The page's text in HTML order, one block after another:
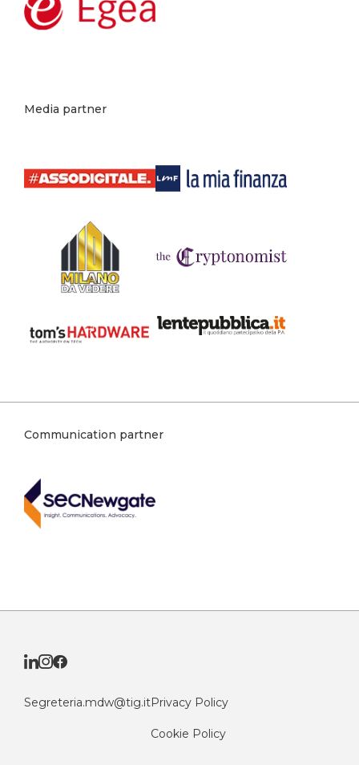
Media partner
Communication partner
Segreteria.mdw@tig.itPrivacy Policy
Cookie Policy